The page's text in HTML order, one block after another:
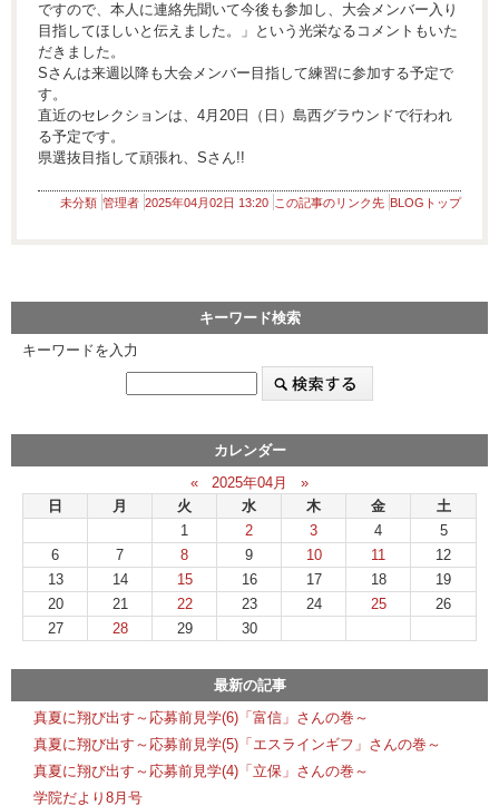
ですので、本人に連絡先聞いて今後も参加し、大会メンバー入り
目指してほしいと伝えました。」という光栄なるコメントもいた
だきました。
Sさんは来週以降も大会メンバー目指して練習に参加する予定で
す。
直近のセレクションは、4月20日（日）島西グラウンドで行われ
る予定です。
県選抜目指して頑張れ、Sさん!!
未分類 管理者 2025年04月02日 13:20 この記事のリンク先 BLOGトップ
キーワード検索
キーワードを入力
カレンダー
«
2025年04月
»
日
月 火 水 木 金
土
1
2 3 4
5
6
7 8 9 10 11
12
13
14 15 16 17 18
19
20
21 22 23 24 25
26
27
28 29 30
最新の記事
真夏に翔び出す～応募前見学(6)「富信」さんの巻～
真夏に翔び出す～応募前見学(5)「エスラインギフ」さんの巻～
真夏に翔び出す～応募前見学(4)「立保」さんの巻～
学院だより8月号